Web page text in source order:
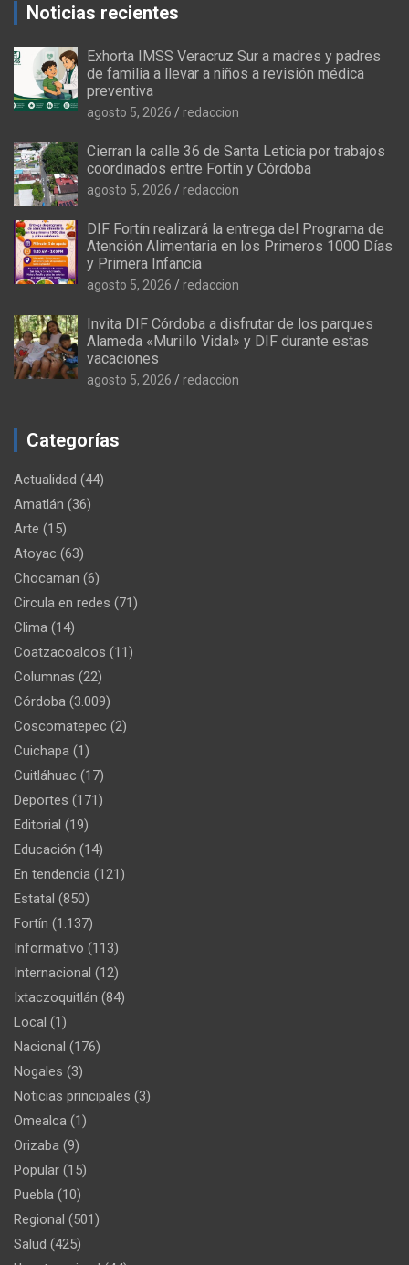
Noticias recientes
Exhorta IMSS Veracruz Sur a madres y padres
de familia a llevar a niños a revisión médica
preventiva
agosto 5, 2026 redaccion
Cierran la calle 36 de Santa Leticia por trabajos
coordinados entre Fortín y Córdoba
agosto 5, 2026 redaccion
DIF Fortín realizará la entrega del Programa de
Atención Alimentaria en los Primeros 1000 Días
y Primera Infancia
agosto 5, 2026 redaccion
Invita DIF Córdoba a disfrutar de los parques
Alameda «Murillo Vidal» y DIF durante estas
vacaciones
agosto 5, 2026 redaccion
Categorías
Actualidad (44)
Amatlán (36)
Arte (15)
Atoyac (63)
Chocaman (6)
Circula en redes (71)
Clima (14)
Coatzacoalcos (11)
Columnas (22)
Córdoba (3.009)
Coscomatepec (2)
Cuichapa (1)
Cuitláhuac (17)
Deportes (171)
Editorial (19)
Educación (14)
En tendencia (121)
Estatal (850)
Fortín (1.137)
Informativo (113)
Internacional (12)
Ixtaczoquitlán (84)
Local (1)
Nacional (176)
Nogales (3)
Noticias principales (3)
Omealca (1)
Orizaba (9)
Popular (15)
Puebla (10)
Regional (501)
Salud (425)